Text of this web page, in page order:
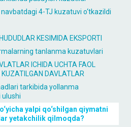
4-TJ kuzatuvi o‘tkazildi
KESIMIDA EKSPORTI
tanlanma kuzatuvlari
ICHIDA UCHTA FAOL
DAVLATLAR
tarkibida yollanma
yalpi qo‘shilgan qiymatni
yetakchilik qilmoqda?